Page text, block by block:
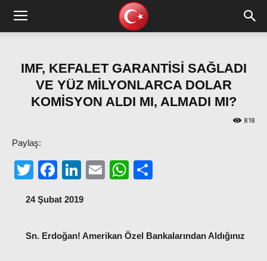
IMF, KEFALET GARANTİSİ SAĞLADI
VE YÜZ MİLYONLARCA DOLAR
KOMİSYON ALDI MI, ALMADI MI?
818
Paylaş:
TwitterFacebook
LinkedIn
EmailWhatsApp
24 Şubat 2019
Sn. Erdoğan! Amerikan Özel Bankalarından Aldığınız